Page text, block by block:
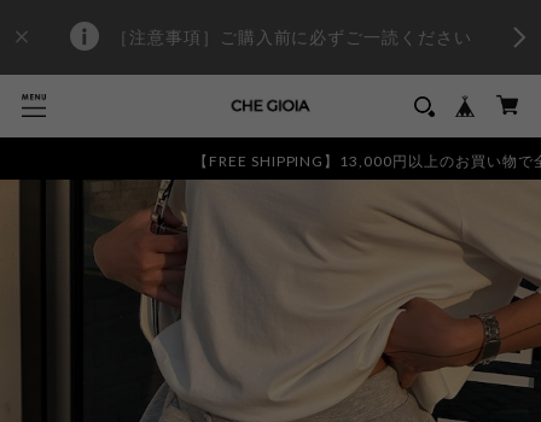
［注意事項］ご購入前に必ずご一読ください
【FREE SHIPPING】13,000円以上のお買い物で全国